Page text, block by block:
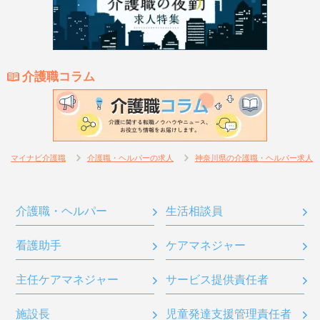
介護職コラム
マイナビ介護職 介護職・ヘルパーの求人 神奈川県の介護職・ヘルパー求人
介護職・ヘルパー 生活相談員
看護助手 ケアマネジャー
主任ケアマネジャー サービス提供責任者
施設長 児童発達支援管理責任者